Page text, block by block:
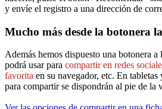
y envíe el registro a una dirección de
Mucho más desde la botonera
Además hemos dispuesto una botonera
podrá usar para compartir en redes
favorita en su navegador, etc. En
para compartir se dispondrán al pie de la